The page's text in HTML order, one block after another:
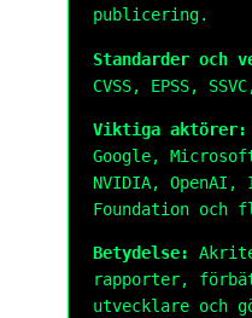
publicering.
Standarder och
CVSS, EPSS,
Viktiga aktörer:
Google,
NVIDIA, OpenAI,
Foundation och
Betydelse:
rapporter,
utvecklare och